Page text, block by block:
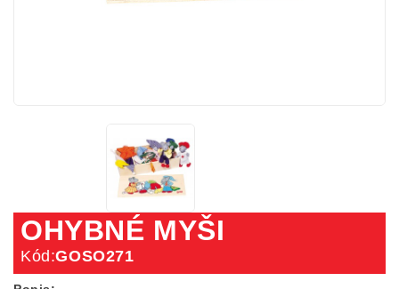
OHYBNÉ MYŠI
Kód:GOSO271